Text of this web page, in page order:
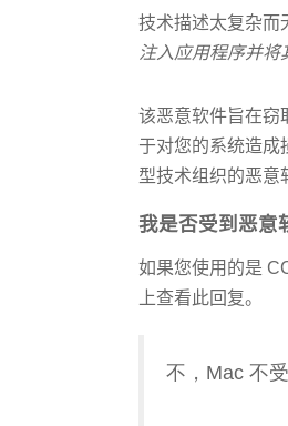
技术描述太复杂而
注入应用程序并将
该恶意软件旨在窃
于对您的系统造成
型技术组织的恶意
我是否受到恶意
如果您使用的是
上查看此回复。
不，Mac 不